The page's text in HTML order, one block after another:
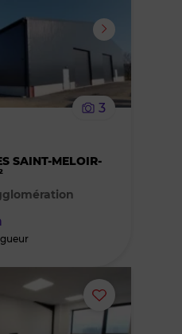
ou
supprimer
le
3
SAINT-MELOIR-
Ajouter